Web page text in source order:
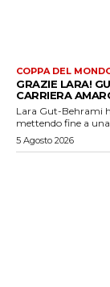
COPPA DEL
GRAZIE LARA!
CARRIERA
Lara Gut-Behrami
mettendo fine a
5 Agosto 2026